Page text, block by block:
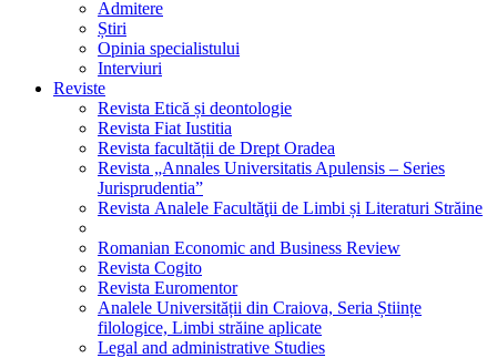
Admitere
Știri
Opinia specialistului
Interviuri
Reviste
Revista Etică și deontologie
Revista Fiat Iustitia
Revista facultății de Drept Oradea
Revista „Annales Universitatis Apulensis – Series
Jurisprudentia”
Revista Analele Facultăţii de Limbi și Literaturi Străine
Romanian Economic and Business Review
Revista Cogito
Revista Euromentor
Analele Universității din Craiova, Seria Științe
filologice, Limbi străine aplicate
Legal and administrative Studies